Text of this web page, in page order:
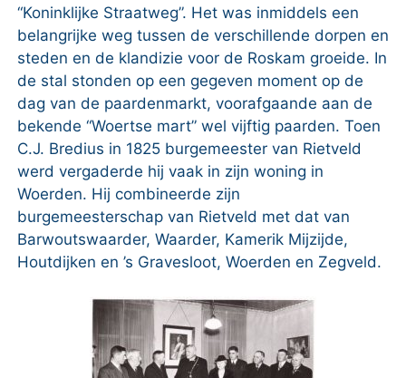
“Koninklijke Straatweg”. Het was inmiddels een
belangrijke weg tussen de verschillende dorpen en
steden en de klandizie voor de Roskam groeide. In
de stal stonden op een gegeven moment op de
dag van de paardenmarkt, voorafgaande aan de
bekende “Woertse mart” wel vijftig paarden. Toen
C.J. Bredius in 1825 burgemeester van Rietveld
werd vergaderde hij vaak in zijn woning in
Woerden. Hij combineerde zijn
burgemeesterschap van Rietveld met dat van
Barwoutswaarder, Waarder, Kamerik Mijzijde,
Houtdijken en ’s Gravesloot, Woerden en Zegveld.